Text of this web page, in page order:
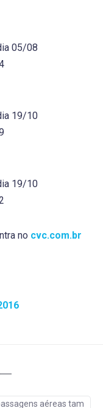
05/08
19/10
19/10
no cvc.com.br
aéreas tam